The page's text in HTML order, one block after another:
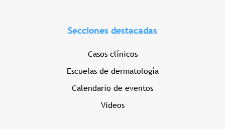
Secciones destacadas
Casos clínicos
Escuelas de dermatología
Calendario de eventos
Videos